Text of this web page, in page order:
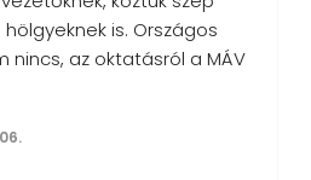
is. Országos
nincs, az oktatásról a MÁV